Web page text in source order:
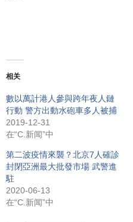
相关
數以萬計港人參與跨年夜人鏈
行動 警方出動水砲車多人被捕
2019-12-31
在“C.新闻”中
第二波疫情來襲？北京7人確診
封閉亞洲最大批發市場 武警進
駐
2020-06-13
在“C.新闻”中